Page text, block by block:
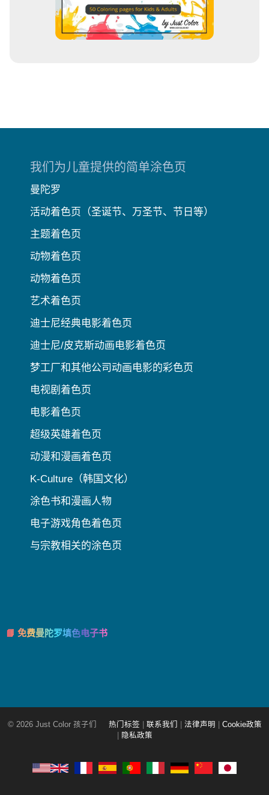
我们为儿童提供的简单涂色页
曼陀罗
活动着色页（圣诞节、万圣节、节日等）
主题着色页
动物着色页
动物着色页
艺术着色页
迪士尼经典电影着色页
迪士尼/皮克斯动画电影着色页
梦工厂和其他公司动画电影的彩色页
电视剧着色页
电影着色页
超级英雄着色页
动漫和漫画着色页
K-Culture（韩国文化）
涂色书和漫画人物
电子游戏角色着色页
与宗教相关的涂色页
📘 免费曼陀罗填色电子书
© 2026 Just Color 孩子们 热门标签 联系我们 法律声明
Cookie政策
隐私政策